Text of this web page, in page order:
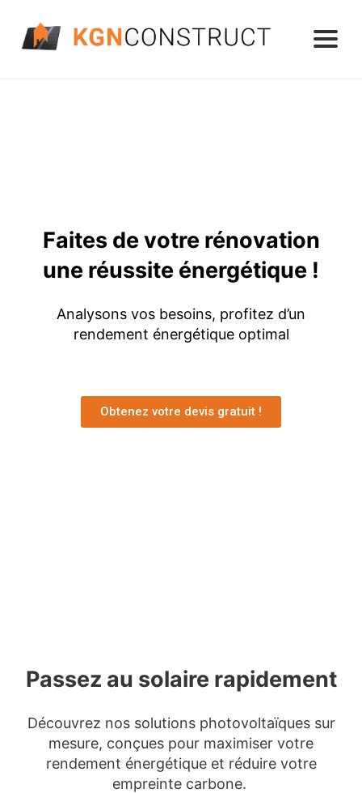
Faites de votre rénovation
une réussite énergétique !
Analysons vos besoins, profitez d’un
rendement énergétique optimal
Obtenez votre devis gratuit !
Passez au solaire rapidement
Découvrez nos solutions photovoltaïques sur
mesure, conçues pour maximiser votre
rendement énergétique et réduire votre
empreinte carbone.